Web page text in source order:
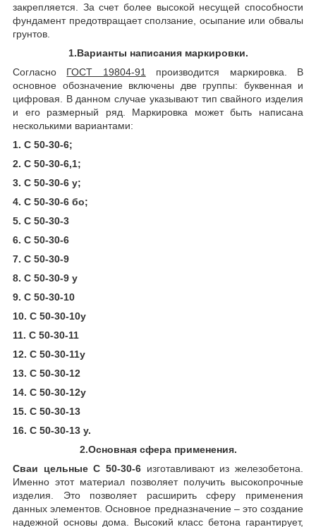
закрепляется. За счет более высокой несущей способности
фундамент предотвращает сползание, осыпание или обвалы
грунтов.
1.Варианты написания маркировки.
Согласно ГОСТ 19804-91
производится маркировка. В
основное обозначение включены две группы: буквенная и
цифровая. В данном случае указывают тип свайного изделия
и его размерный ряд. Маркировка может быть написана
несколькими вариантами:
1. С 50-30-6;
2. С 50-30-6,1;
3. С 50-30-6 у;
4. С 50-30-6 бо;
5. С 50-30-3
6. С 50-30-6
7. С 50-30-9
8. С 50-30-9 у
9. С 50-30-10
10. С 50-30-10у
11. С 50-30-11
12. С 50-30-11у
13. С 50-30-12
14. С 50-30-12у
15. С 50-30-13
16. С 50-30-13 у.
2.Основная сфера применения.
Сваи цельные С 50-30-6 изготавливают из железобетона.
Именно этот материал позволяет получить высокопрочные
изделия. Это позволяет расширить сферу применения
данных элементов. Основное предназначение – это создание
надежной основы дома. Высокий класс бетона гарантирует,